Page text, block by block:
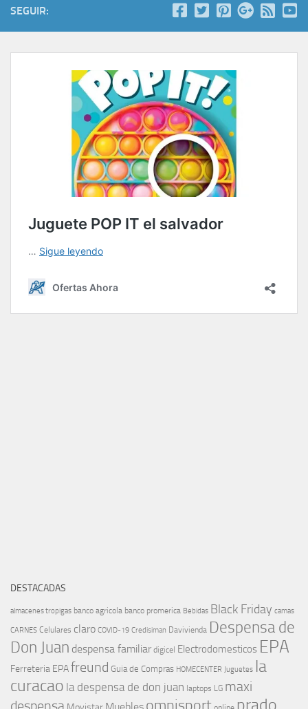
SEGUIR:
DESTACADAS
almacenes tropigas banco agricola banco promerica Bebidas Black Friday camas
CARNES Celulares claro COVID-19 Credisiman Davivienda Despensa de
Don Juan despensa familiar digicel Electrodomesticos EPA
Ferreteria EPAfreund Guia de Compras HOMECENTER Juguetes la
curacao la despensa de don juan laptops LG maxi
despensa
omnisport prado